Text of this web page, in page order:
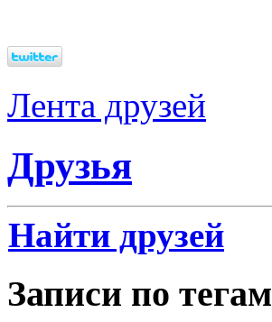
Лента друзей
Друзья
Найти друзей
Записи по тегам